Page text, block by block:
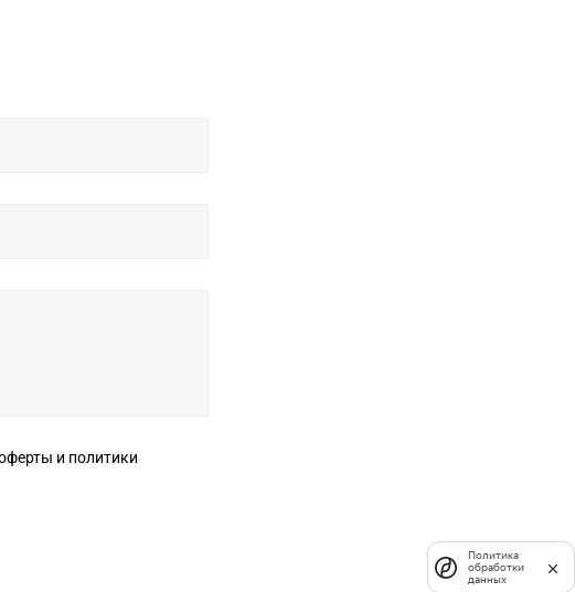
Политика
обработки
данных